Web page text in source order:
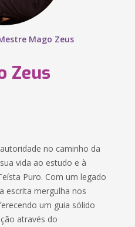
Mago Zeus
Zeus
no caminho da
vida ao estudo e à
Puro. Com um legado
escrita mergulha nos
um guia sólido
através do